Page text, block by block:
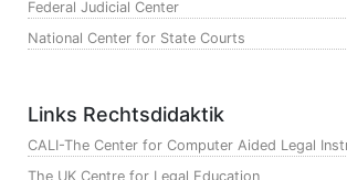
Federal Judicial Center
National Center for State Courts
Links Rechtsdidaktik
CALI-The Center for Computer Aided Legal
The UK Centre for Legal Education